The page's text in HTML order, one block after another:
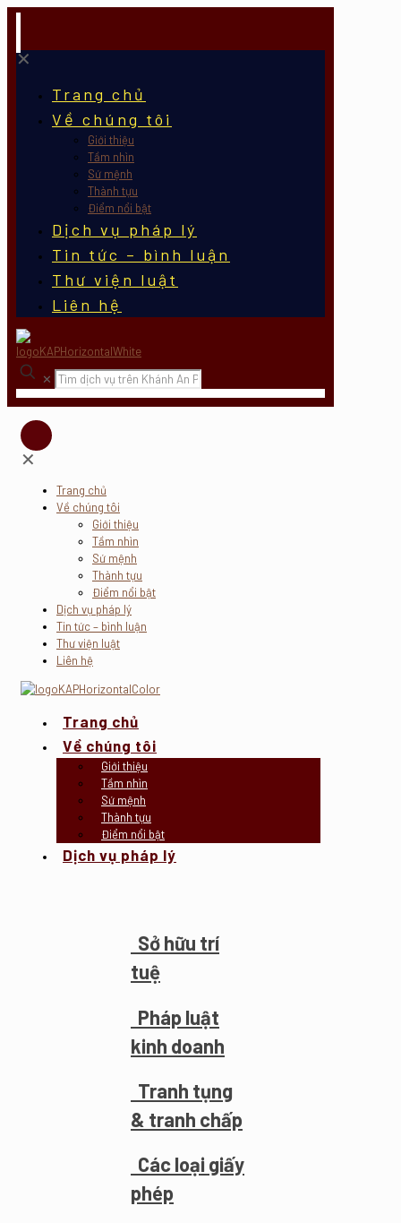
✕
Trang chủ
Về chúng tôi
Giới thiệu
Tầm nhìn
Sứ mệnh
Thành tựu
Điểm nổi bật
Dịch vụ pháp lý
Tin tức – bình luận
Thư viện luật
Liên hệ
✕
✕
Trang chủ
Về chúng tôi
Giới thiệu
Tầm nhìn
Sứ mệnh
Thành tựu
Điểm nổi bật
Dịch vụ pháp lý
Tin tức – bình luận
Thư viện luật
Liên hệ
Trang chủ
Về chúng tôi
Giới thiệu
Tầm nhìn
Sứ mệnh
Thành tựu
Điểm nổi bật
Dịch vụ pháp lý
Sở hữu trí
tuệ
Pháp luật
kinh doanh
Tranh tụng
& tranh chấp
Các loại giấy
phép